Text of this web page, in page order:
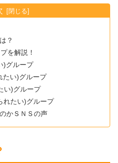
？
を解説！
)グループ
たい)グループ
い)グループ
れたい)グループ
かＳＮＳの声